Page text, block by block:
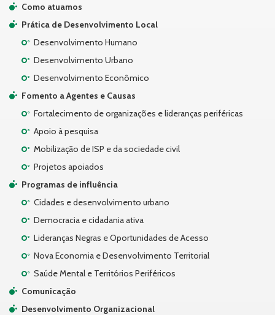
Como atuamos
Prática de Desenvolvimento Local
Desenvolvimento Humano
Desenvolvimento Urbano
Desenvolvimento Econômico
Fomento a Agentes e Causas
Fortalecimento de organizações e lideranças periféricas
Apoio à pesquisa
Mobilização de ISP e da sociedade civil
Projetos apoiados
Programas de influência
Cidades e desenvolvimento urbano
Democracia e cidadania ativa
Lideranças Negras e Oportunidades de Acesso
Nova Economia e Desenvolvimento Territorial
Saúde Mental e Territórios Periféricos
Comunicação
Desenvolvimento Organizacional